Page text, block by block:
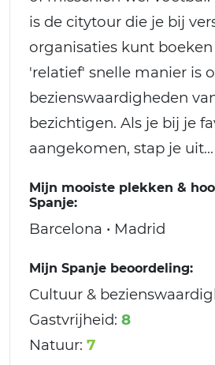
is de citytour die je bij
organisaties kunt
'relatief' snelle manier is
bezienswaardigheden
bezichtigen. Als je bij je
aangekomen, stap je uit
Mijn mooiste plekken &
Spanje:
Barcelona • Madrid
Mijn Spanje beoordeling:
Cultuur &
Gastvrijheid: 8
Natuur: 7